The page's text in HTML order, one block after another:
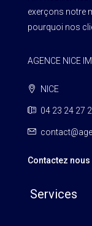
exerçons notre
pourquoi nos
AGENCE NICE
NICE
04 23 24 27
Contactez nous
Services